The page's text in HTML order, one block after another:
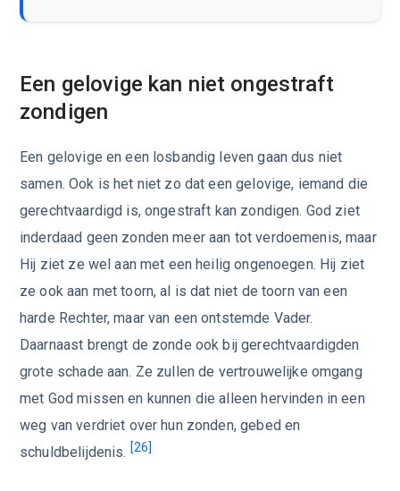
Een gelovige kan niet ongestraft
zondigen
Een gelovige en een losbandig leven gaan dus niet
samen. Ook is het niet zo dat een gelovige, iemand die
gerechtvaardigd is, ongestraft kan zondigen. God ziet
inderdaad geen zonden meer aan tot verdoemenis, maar
Hij ziet ze wel aan met een heilig ongenoegen. Hij ziet
ze ook aan met toorn, al is dat niet de toorn van een
harde Rechter, maar van een ontstemde Vader.
Daarnaast brengt de zonde ook bij gerechtvaardigden
grote schade aan. Ze zullen de vertrouwelijke omgang
met God missen en kunnen die alleen hervinden in een
weg van verdriet over hun zonden, gebed en
schuldbelijdenis. [26]